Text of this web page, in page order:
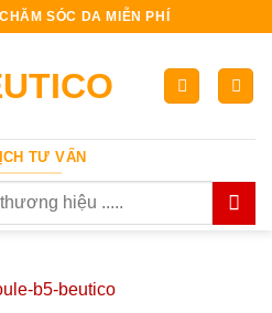
SÓC DA MIỄN PHÍ
TƯ VẤN